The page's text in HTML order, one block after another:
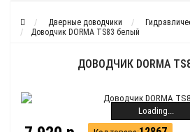
Дверные доводчики
Доводчик DORMA TS83 белый
ДОВОДЧИК DORMA
Loading...